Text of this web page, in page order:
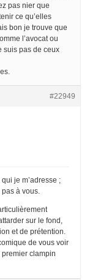
pas nier que
ce qu’elles
bon je trouve que
l’avocat ou
suis pas de ceux
#22949
je m’adresse ;
à vous.
sur le fond,
et de prétention.
de vous voir
clampin